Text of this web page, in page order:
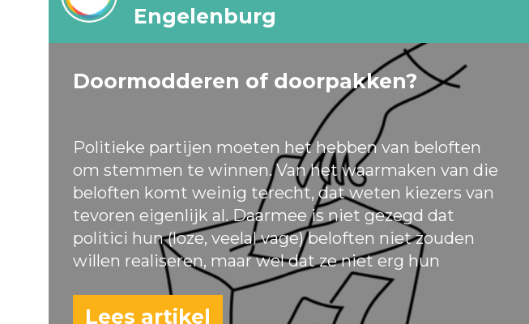
Engelenburg
Doormodderen of doorpakken?
Politieke partijen moeten het hebben van beloften
om stemmen te winnen. Van het waarmaken van die
beloften komt weinig terecht, dat weten kiezers van
tevoren eigenlijk al. Daarmee is niet gezegd dat
politici hun (loze, veelal vage) beloften niet zouden
willen realiseren, maar wel dat ze niet erg hun
Lees artikel